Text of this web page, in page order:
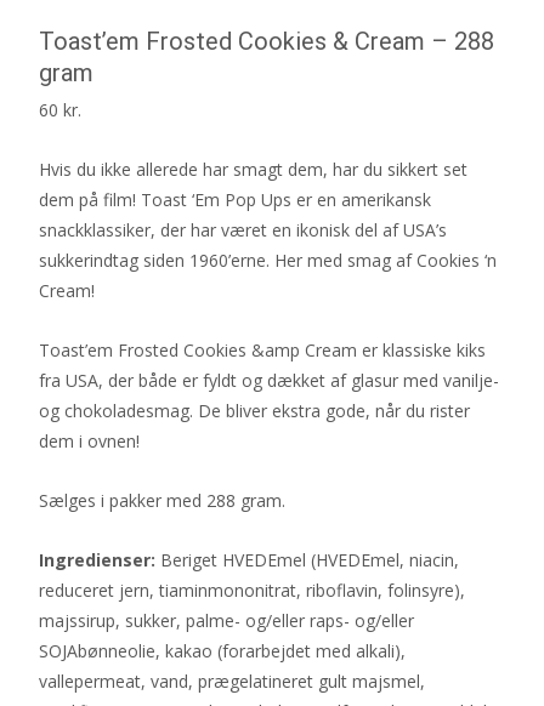
Toast’em Frosted Cookies & Cream – 288
gram
60 kr.
Hvis du ikke allerede har smagt dem, har du sikkert set
dem på film! Toast ‘Em Pop Ups er en amerikansk
snackklassiker, der har været en ikonisk del af USA’s
sukkerindtag siden 1960’erne. Her med smag af Cookies ‘n
Cream!
Toast’em Frosted Cookies &amp Cream er klassiske kiks
fra USA, der både er fyldt og dækket af glasur med vanilje-
og chokoladesmag. De bliver ekstra gode, når du rister
dem i ovnen!
Sælges i pakker med 288 gram.
Ingredienser: Beriget HVEDEmel (HVEDEmel, niacin,
reduceret jern, tiaminmononitrat, riboflavin, folinsyre),
majssirup, sukker, palme- og/eller raps- og/eller
SOJAbønneolie, kakao (forarbejdet med alkali),
vallepermeat, vand, prægelatineret gult majsmel,